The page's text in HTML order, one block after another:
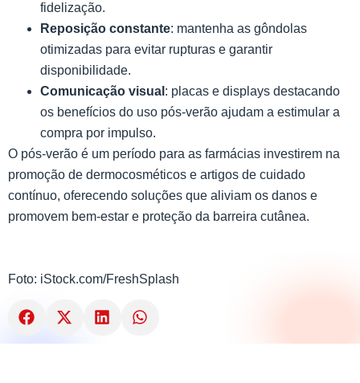
fidelização.
Reposição constante: mantenha as gôndolas
otimizadas para evitar rupturas e garantir
disponibilidade.
Comunicação visual : placas e displays destacando
os benefícios do uso pós-verão ajudam a estimular a
compra por impulso.
O pós-verão é um período para as farmácias investirem na
promoção de dermocosméticos e artigos de cuidado
contínuo, oferecendo soluções que aliviam os danos e
promovem bem-estar e proteção da barreira cutânea.
Foto: iStock.com/FreshSplash